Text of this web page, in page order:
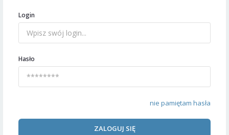
Login
Hasło
nie pamiętam hasła
ZALOGUJ SIĘ